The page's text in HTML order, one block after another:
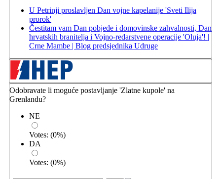
U Petrinji proslavljen Dan vojne kapelanije 'Sveti Ilija
prorok'
Čestitam vam Dan pobjede i domovinske zahvalnosti, Dan
hrvatskih branitelja i Vojno-redarstvene operacije 'Oluja'! |
Crne Mambe | Blog predsjednika Udruge
Odobravate li moguće postavljanje 'Zlatne kupole' na
Grenlandu?
NE
Votes: (0%)
DA
Votes: (0%)